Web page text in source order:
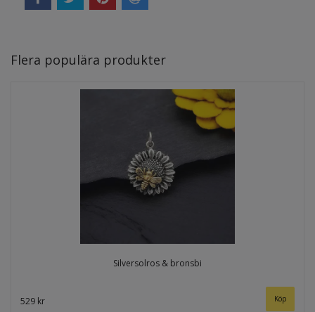
Flera populära produkter
Silversolros & bronsbi
529 kr